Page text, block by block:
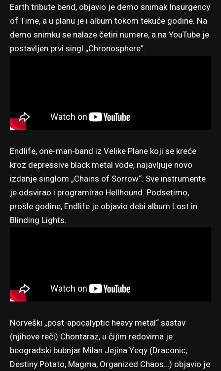
Earth tribute bend, objavio je demo snimak Insurgency
of Time, a u planu je i album tokom tekuće godine. Na
demo snimku se nalaze četiri numere, a na YouTube je
postavljen prvi singl „Chronosphere“.
Endlife, one-man-band iz Velike Plane koji se kreće
kroz depressive black metal vode, najavljuje novo
izdanje singlom „Chains of Sorrow“. Sve instrumente
je odsvirao i programirao Hellhound. Podsetimo,
prošle godine, Endlife je objavio debi album Lost in
Blinding Lights.
Norveški „post-apocalyptic heavy metal“ sastav
(njihove reči) Chontaraz, u čijim redovima je
beogradski bubnjar Milan Jejina Yeqy (Draconic,
Destiny Potato, Magma, Organized Chaos…) objavio je